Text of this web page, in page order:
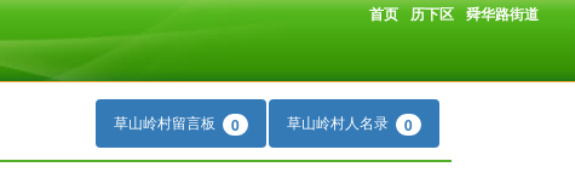
首页 历下区 舜华路街道
草山岭村留言板 0 草山岭村人名录 0